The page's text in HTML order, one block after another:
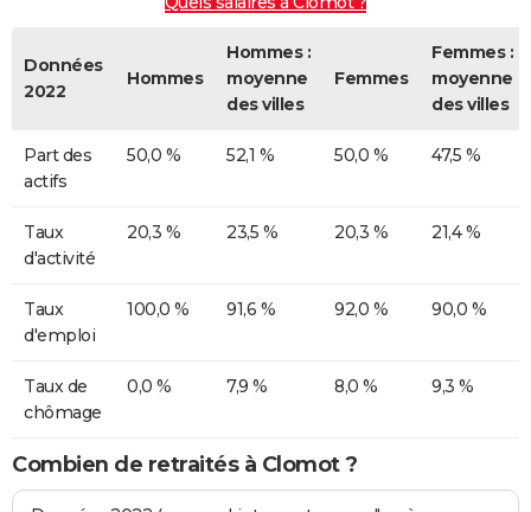
Données
2022
Hommes
Hommes :
moyenne
des villes
Femmes
Femmes :
moyenne
des villes
Part des
actifs
50,0 % 52,1 % 50,0 % 47,5 %
Taux
d'activité
20,3 % 23,5 % 20,3 % 21,4 %
Taux
d'emploi
100,0 % 91,6 % 92,0 % 90,0 %
Taux de
chômage
0,0 % 7,9 % 8,0 % 9,3 %
Combien de retraités à Clomot ?